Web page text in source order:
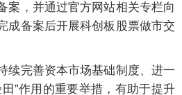
案，并通过官方网站相关专栏向
成备案后开展科创板股票做市交
完善资本市场基础制度、进一
”作用的重要举措，有助于提升